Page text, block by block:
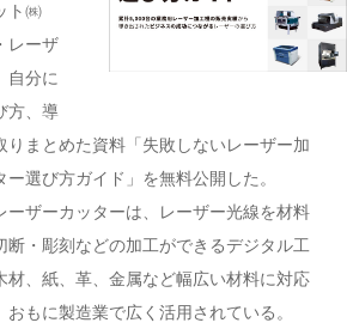
ト㈱
レーザ
自分に
方、導
りまとめた資料「失敗しないレーザー加
選び方ガイド」を無料公開した。
ザーカッターは、レーザー光線を材料
断・彫刻などの加工ができるデジタル工
材、紙、革、金属など幅広い材料に対応
おもに製造業で広く活用されている。